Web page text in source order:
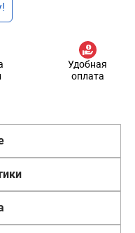
Удобная
оплата